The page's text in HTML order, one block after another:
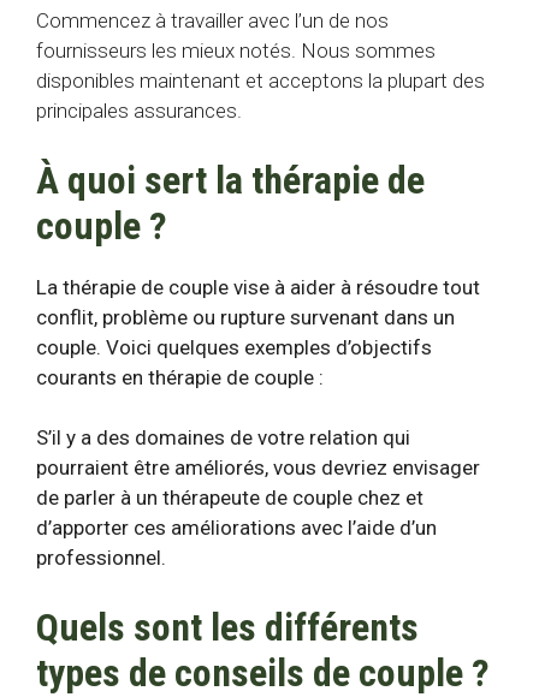
Commencez à travailler avec l’un de nos
fournisseurs les mieux notés. Nous sommes
disponibles maintenant et acceptons la plupart des
principales assurances.
À quoi sert la thérapie de
couple ?
La thérapie de couple vise à aider à résoudre tout
conflit, problème ou rupture survenant dans un
couple. Voici quelques exemples d’objectifs
courants en thérapie de couple :
S’il y a des domaines de votre relation qui
pourraient être améliorés, vous devriez envisager
de parler à un thérapeute de couple chez et
d’apporter ces améliorations avec l’aide d’un
professionnel.
Quels sont les différents
types de conseils de couple ?